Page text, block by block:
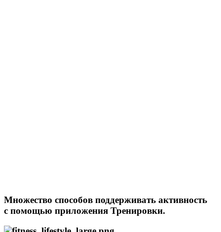
Множество способов поддерживать активность
с помощью приложения Тренировки.